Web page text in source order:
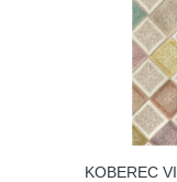
KOBEREC